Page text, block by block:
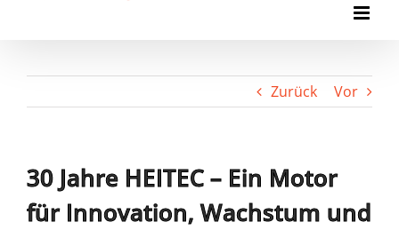
Zurück Vor
30 Jahre HEITEC – Ein Motor
für Innovation, Wachstum und